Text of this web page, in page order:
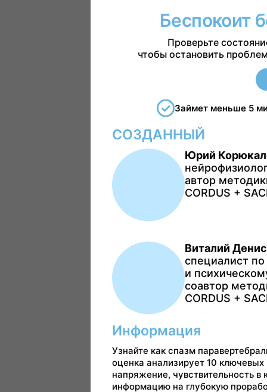
Беспокоит
Проверьте
чтобы остановить
Займет меньше 5
СОЗДАННЫЙ
Юрий
автор
CORDUS +
Виталий
специалист
и
соавтор
CORDUS +
Информация
Узнайте как спазм
оценка анализирует 10
напряжение, чувствительность
информацию на глубокую